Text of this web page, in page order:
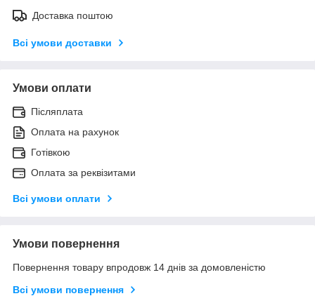
Доставка поштою
Всі умови доставки
Умови оплати
Післяплата
Оплата на рахунок
Готівкою
Оплата за реквізитами
Всі умови оплати
Умови повернення
Повернення товару впродовж 14 днів за домовленістю
Всі умови повернення